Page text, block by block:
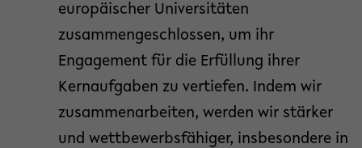
europäischer Universitäten
zusammengeschlossen, um ihr
Engagement für die Erfüllung ihrer
Kernaufgaben zu vertiefen. Indem wir
zusammenarbeiten, werden wir stärker
und wettbewerbsfähiger, insbesondere in